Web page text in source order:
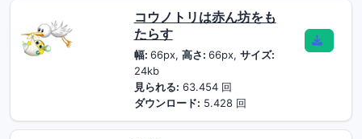
コウノトリは赤ん坊をも
たらす
幅: 66px, 高さ: 66px, サイズ:
24kb
見られる: 63.454 回
ダウンロード: 5.428 回